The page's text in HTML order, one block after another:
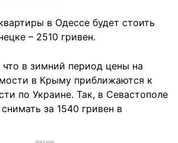
в Одессе будет стоить
– 2510 гривен.
в зимний период цены на
в Крыму приближаются к
по Украине. Так, в Севастополе
за 1540 гривен в